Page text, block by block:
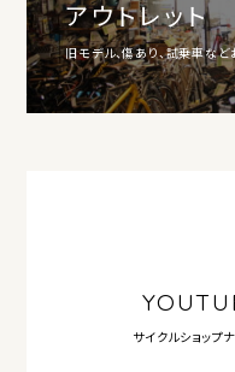
アウトレット
旧モデル、傷あり、試乗車な
サイクルショップ